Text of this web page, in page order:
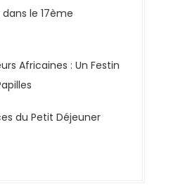
le 17ème
Africaines : Un Festin
du Petit Déjeuner